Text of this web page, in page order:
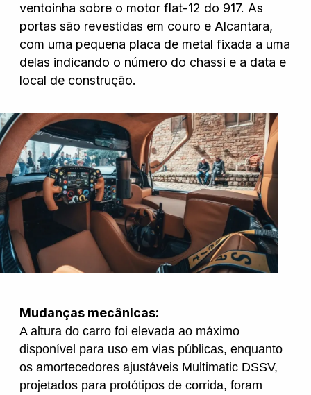
ventoinha sobre o motor flat-12 do 917. As
portas são revestidas em couro e Alcantara,
com uma pequena placa de metal fixada a uma
delas indicando o número do chassi e a data e
local de construção.
Mudanças mecânicas:
A altura do carro foi elevada ao máximo
disponível para uso em vias públicas, enquanto
os amortecedores ajustáveis Multimatic DSSV,
projetados para protótipos de corrida, foram